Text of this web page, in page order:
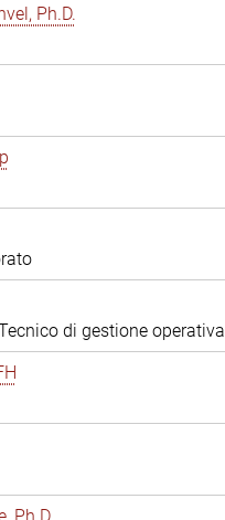
Ph.D.
di gestione operativa